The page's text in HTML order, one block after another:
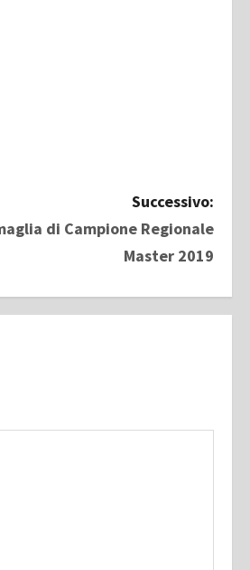
Successivo:
di Campione Regionale
Master 2019